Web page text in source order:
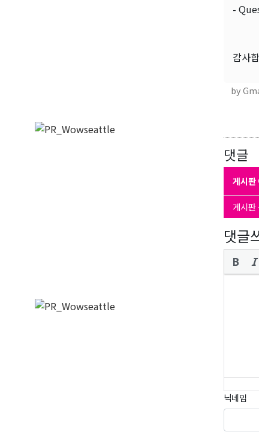
-
감사
by
댓글
게시판
게시판
댓글
닉네임